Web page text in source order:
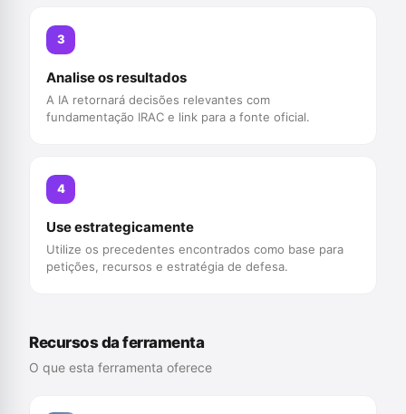
3
Analise os resultados
A IA retornará decisões relevantes com
fundamentação IRAC e link para a fonte oficial.
4
Use estrategicamente
Utilize os precedentes encontrados como base para
petições, recursos e estratégia de defesa.
Recursos da ferramenta
O que esta ferramenta oferece